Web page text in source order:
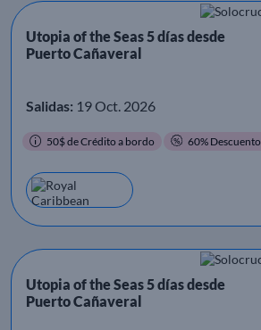
Utopia of the Seas 5 días desde
Puerto Cañaveral
Salidas: 19 Oct. 2026
50$ de Crédito a bordo 60%
Utopia of the Seas 5 días desde
Puerto Cañaveral